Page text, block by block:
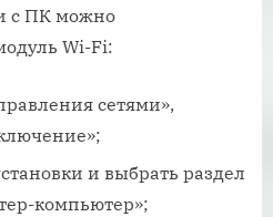
с ПК можно
Wi-Fi:
сетями»,
и выбрать раздел
компьютер»;